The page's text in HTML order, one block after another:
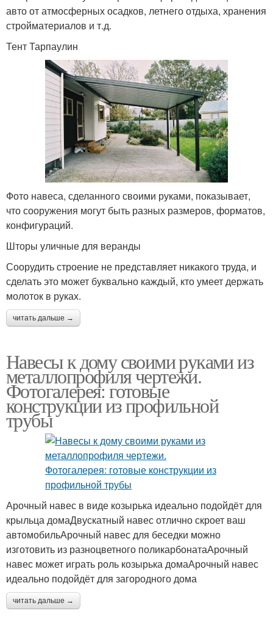
авто от атмосферных осадков, летнего отдыха, хранения
стройматериалов и т.д.
Тент Тарпаулин
Фото навеса, сделанного своими руками, показывает,
что сооружения могут быть разных размеров, форматов,
конфигураций.
Шторы уличные для веранды
Соорудить строение не представляет никакого труда, и
сделать это может буквально каждый, кто умеет держать
молоток в руках.
читать дальше →
Навесы к дому своими руками из
металлопрофиля чертежи.
Фотогалерея: готовые
конструкции из профильной
трубы
Арочный навес в виде козырька идеально подойдёт для
крыльца домаДвускатный навес отлично скроет ваш
автомобильАрочный навес для беседки можно
изготовить из разноцветного поликарбонатаАрочный
навес может играть роль козырька домаАрочный навес
идеально подойдёт для загородного дома
читать дальше →